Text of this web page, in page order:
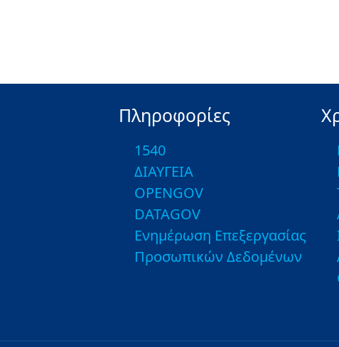
Πληροφορίες
1540
ΔΙΑΥΓΕΙΑ
OPENGOV
DATAGOV
Ενημέρωση Επεξεργασίας
Προσωπικών Δεδομένων